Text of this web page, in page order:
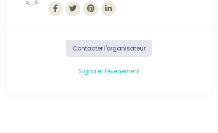
Contacter l'organisateur
Signaler l'évènement